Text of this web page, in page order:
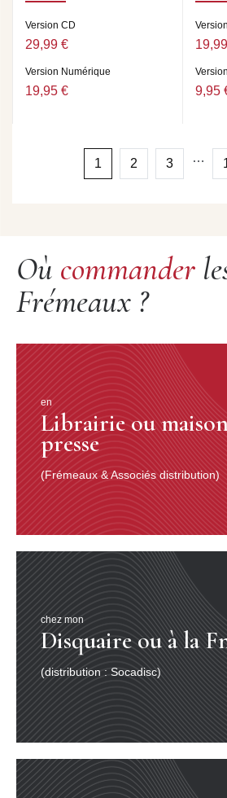
Version CD
29,99 €
Version Numérique
19,95 € 9,95
1 2 3 …
Où commander
Frémeaux ?
en
Librairie ou
presse
(Frémeaux & Associés distribution)
chez mon
Disquaire ou à la
(distribution : Socadisc)